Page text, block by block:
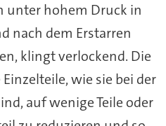
hohem Druck in
nach dem Erstarren
klingt verlockend. Die
wie sie bei der
auf wenige Teile oder